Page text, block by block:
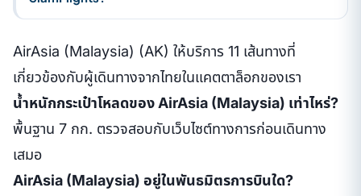
AirAsia (Malaysia) (AK) ให้บริการ 11 เส้นทางที่
เกี่ยวข้องกับผู้เดินทางจากไทยในแคตตาล็อกของเรา
น้ำหนักกระเป๋าโหลดของ AirAsia (Malaysia) เท่าไหร่?
พื้นฐาน 7 กก. ตรวจสอบกับเว็บไซต์ทางการก่อนเดินทาง
เสมอ
AirAsia (Malaysia) อยู่ในพันธมิตรการบินใด?